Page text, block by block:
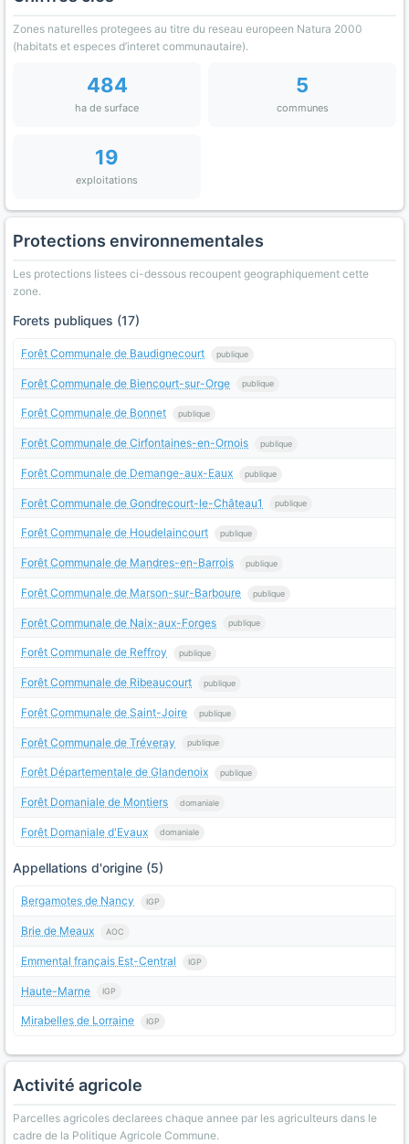
Zones naturelles protegees au titre du reseau europeen Natura 2000
(habitats et especes d’interet communautaire).
484
ha de surface
5
communes
19
exploitations
Protections environnementales
Les protections listees ci-dessous recoupent geographiquement cette
zone.
Forets publiques (17)
Forêt Communale de Baudignecourt publique
Forêt Communale de Biencourt-sur-Orge publique
Forêt Communale de Bonnet publique
Forêt Communale de Cirfontaines-en-Ornois publique
Forêt Communale de Demange-aux-Eaux publique
Forêt Communale de Gondrecourt-le-Château1 publique
Forêt Communale de Houdelaincourt publique
Forêt Communale de Mandres-en-Barrois publique
Forêt Communale de Marson-sur-Barboure publique
Forêt Communale de Naix-aux-Forges publique
Forêt Communale de Reffroy publique
Forêt Communale de Ribeaucourt publique
Forêt Communale de Saint-Joire publique
Forêt Communale de Tréveray publique
Forêt Départementale de Glandenoix publique
Forêt Domaniale de Montiers domaniale
Forêt Domaniale d'Evaux domaniale
Appellations d'origine (5)
Bergamotes de Nancy IGP
Brie de Meaux AOC
Emmental français Est-Central IGP
Haute-Marne IGP
Mirabelles de Lorraine IGP
Activité agricole
Parcelles agricoles declarees chaque annee par les agriculteurs dans le
cadre de la Politique Agricole Commune.